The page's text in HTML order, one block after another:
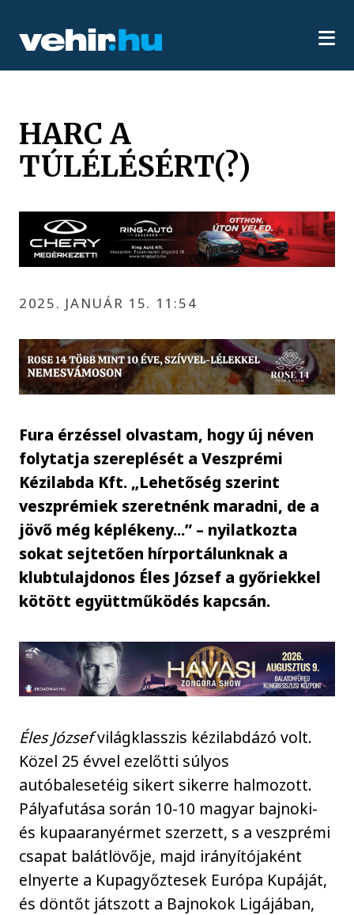
HARC A
TÚLÉLÉSÉRT(?)
2025. JANUÁR 15. 11:54
Fura érzéssel olvastam, hogy új néven
folytatja szereplését a Veszprémi
Kézilabda Kft. „Lehetőség szerint
veszprémiek szeretnénk maradni, de a
jövő még képlékeny...” – nyilatkozta
sokat sejtetően hírportálunknak a
klubtulajdonos Éles József a győriekkel
kötött együttműködés kapcsán.
Éles Józsefvilágklasszis kézilabdázó volt.
Közel 25 évvel ezelőtti súlyos
autóbalesetéig sikert sikerre halmozott.
Pályafutása során 10-10 magyar bajnoki-
és kupaaranyérmet szerzett, s a veszprémi
csapat balátlövője, majd irányítójaként
elnyerte a Kupagyőztesek Európa Kupáját,
és döntőt játszott a Bajnokok Ligájában,